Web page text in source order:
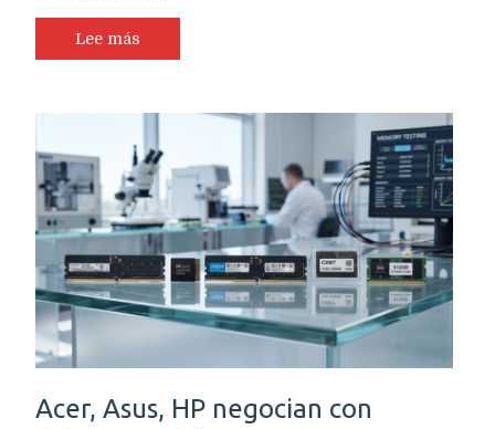
Lee más
Acer, Asus, HP negocian con